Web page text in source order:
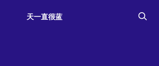
天一直很蓝